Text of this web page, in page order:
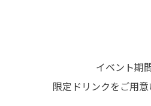
イベント期
限定ドリンクをご用